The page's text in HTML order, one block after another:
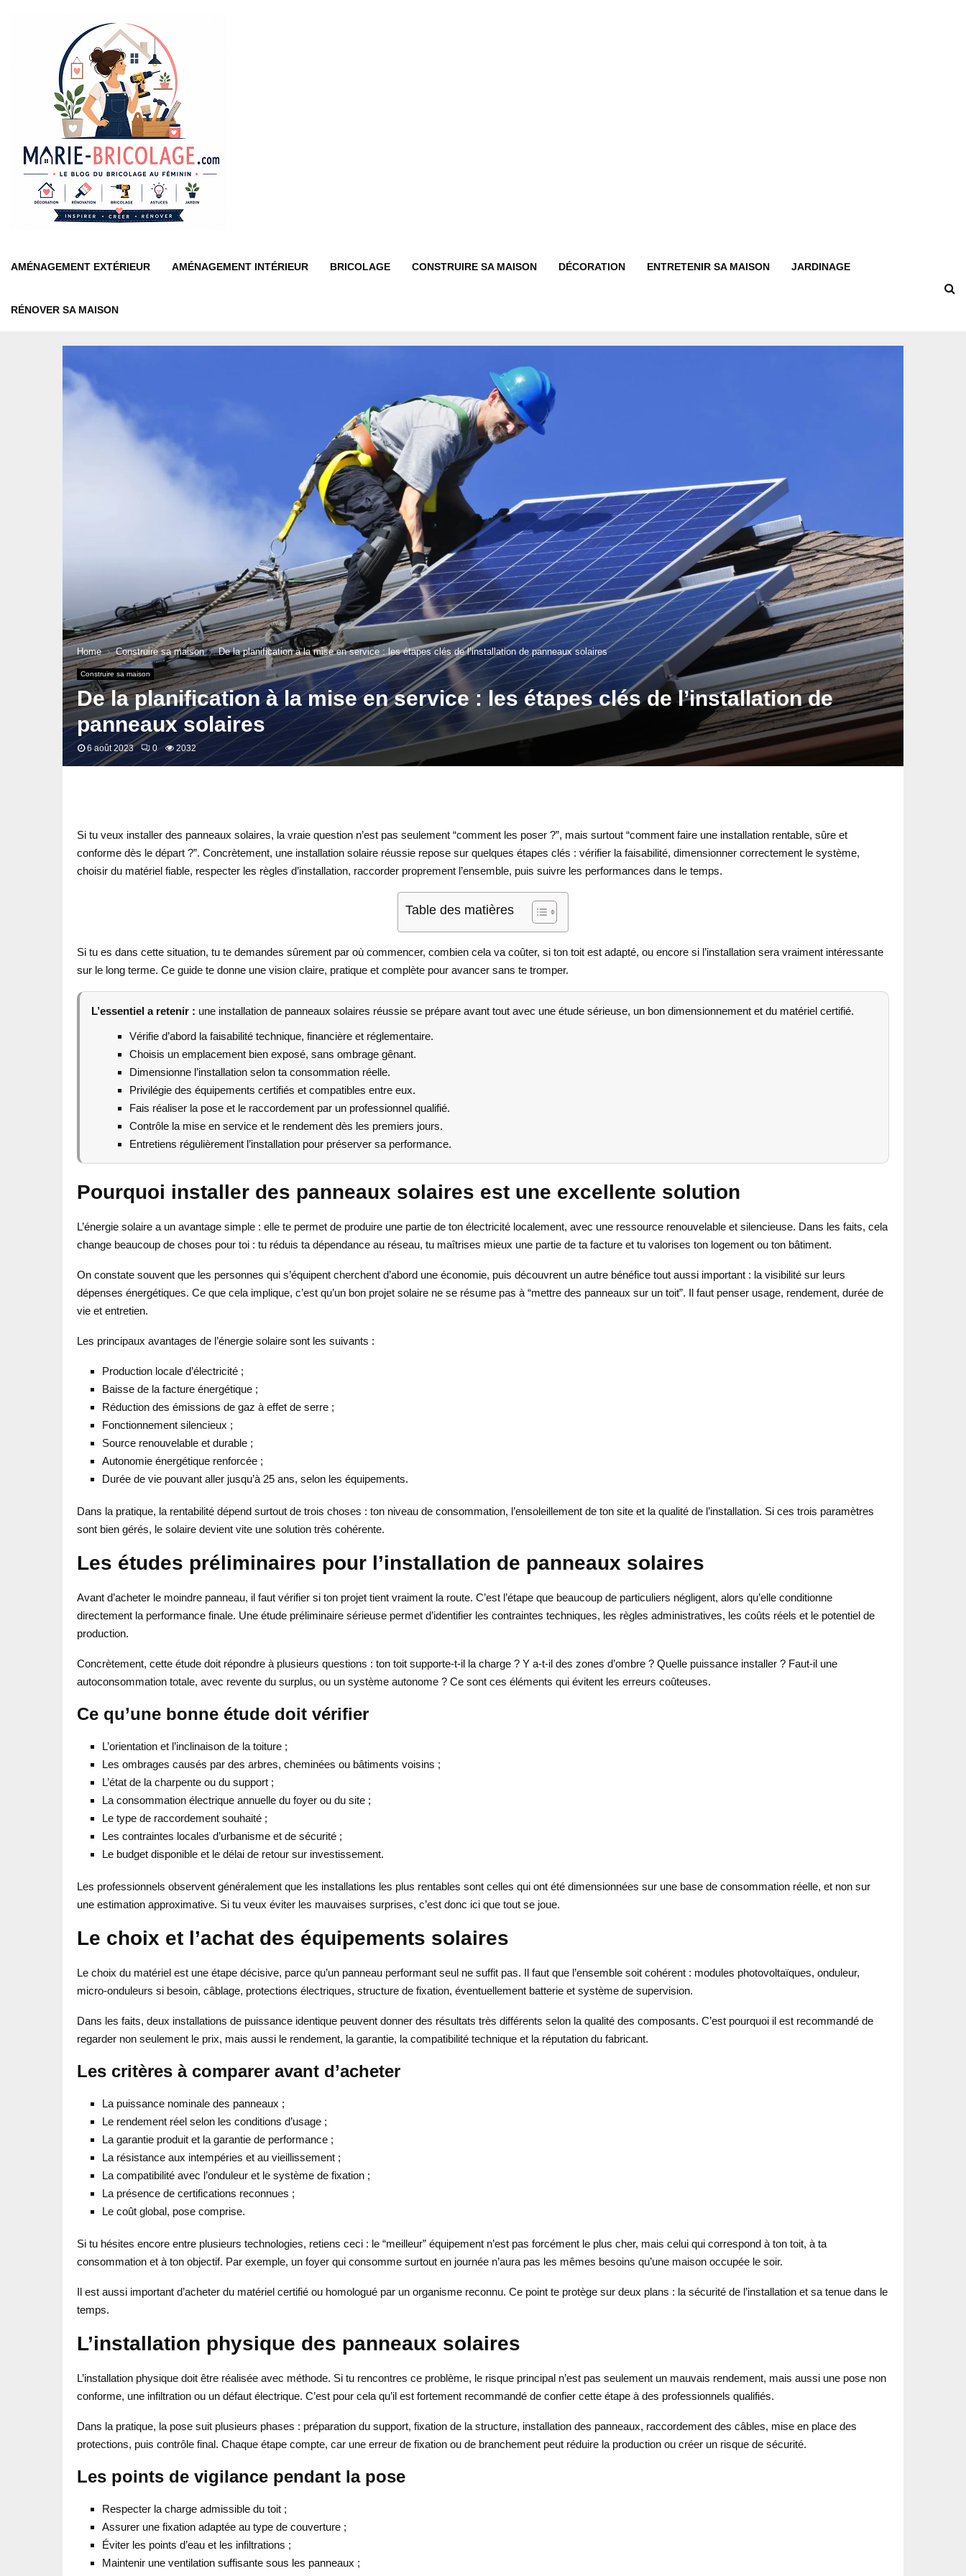
AMÉNAGEMENT EXTÉRIEUR AMÉNAGEMENT INTÉRIEUR BRICOLAGE CONSTRUIRE SA MAISON DÉCORATION ENTRETENIR SA MAISON JARDINAGE
RÉNOVER SA MAISON
Home Construire sa maison De la planification à la mise en service : les étapes clés de l’installation de panneaux solaires
Construire sa maison
De la planification à la mise en service : les étapes clés de l’installation de
panneaux solaires
6 août 2023 0 2032
Si tu veux installer des panneaux solaires, la vraie question n’est pas seulement “comment les poser ?”, mais surtout “comment faire une installation rentable, sûre et
conforme dès le départ ?”. Concrètement, une installation solaire réussie repose sur quelques étapes clés : vérifier la faisabilité, dimensionner correctement le système,
choisir du matériel fiable, respecter les règles d’installation, raccorder proprement l’ensemble, puis suivre les performances dans le temps.
Table des matières
Si tu es dans cette situation, tu te demandes sûrement par où commencer, combien cela va coûter, si ton toit est adapté, ou encore si l’installation sera vraiment intéressante
sur le long terme. Ce guide te donne une vision claire, pratique et complète pour avancer sans te tromper.
L’essentiel a retenir : une installation de panneaux solaires réussie se prépare avant tout avec une étude sérieuse, un bon dimensionnement et du matériel certifié.
Vérifie d’abord la faisabilité technique, financière et réglementaire.
Choisis un emplacement bien exposé, sans ombrage gênant.
Dimensionne l’installation selon ta consommation réelle.
Privilégie des équipements certifiés et compatibles entre eux.
Fais réaliser la pose et le raccordement par un professionnel qualifié.
Contrôle la mise en service et le rendement dès les premiers jours.
Entretiens régulièrement l’installation pour préserver sa performance.
Pourquoi installer des panneaux solaires est une excellente solution
L’énergie solaire a un avantage simple : elle te permet de produire une partie de ton électricité localement, avec une ressource renouvelable et silencieuse. Dans les faits, cela
change beaucoup de choses pour toi : tu réduis ta dépendance au réseau, tu maîtrises mieux une partie de ta facture et tu valorises ton logement ou ton bâtiment.
On constate souvent que les personnes qui s’équipent cherchent d’abord une économie, puis découvrent un autre bénéfice tout aussi important : la visibilité sur leurs
dépenses énergétiques. Ce que cela implique, c’est qu’un bon projet solaire ne se résume pas à “mettre des panneaux sur un toit”. Il faut penser usage, rendement, durée de
vie et entretien.
Les principaux avantages de l’énergie solaire sont les suivants :
Production locale d’électricité ;
Baisse de la facture énergétique ;
Réduction des émissions de gaz à effet de serre ;
Fonctionnement silencieux ;
Source renouvelable et durable ;
Autonomie énergétique renforcée ;
Durée de vie pouvant aller jusqu’à 25 ans, selon les équipements.
Dans la pratique, la rentabilité dépend surtout de trois choses : ton niveau de consommation, l’ensoleillement de ton site et la qualité de l’installation. Si ces trois paramètres
sont bien gérés, le solaire devient vite une solution très cohérente.
Les études préliminaires pour l’installation de panneaux solaires
Avant d’acheter le moindre panneau, il faut vérifier si ton projet tient vraiment la route. C’est l’étape que beaucoup de particuliers négligent, alors qu’elle conditionne
directement la performance finale. Une étude préliminaire sérieuse permet d’identifier les contraintes techniques, les règles administratives, les coûts réels et le potentiel de
production.
Concrètement, cette étude doit répondre à plusieurs questions : ton toit supporte-t-il la charge ? Y a-t-il des zones d’ombre ? Quelle puissance installer ? Faut-il une
autoconsommation totale, avec revente du surplus, ou un système autonome ? Ce sont ces éléments qui évitent les erreurs coûteuses.
Ce qu’une bonne étude doit vérifier
L’orientation et l’inclinaison de la toiture ;
Les ombrages causés par des arbres, cheminées ou bâtiments voisins ;
L’état de la charpente ou du support ;
La consommation électrique annuelle du foyer ou du site ;
Le type de raccordement souhaité ;
Les contraintes locales d’urbanisme et de sécurité ;
Le budget disponible et le délai de retour sur investissement.
Les professionnels observent généralement que les installations les plus rentables sont celles qui ont été dimensionnées sur une base de consommation réelle, et non sur
une estimation approximative. Si tu veux éviter les mauvaises surprises, c’est donc ici que tout se joue.
Le choix et l’achat des équipements solaires
Le choix du matériel est une étape décisive, parce qu’un panneau performant seul ne suffit pas. Il faut que l’ensemble soit cohérent : modules photovoltaïques, onduleur,
micro-onduleurs si besoin, câblage, protections électriques, structure de fixation, éventuellement batterie et système de supervision.
Dans les faits, deux installations de puissance identique peuvent donner des résultats très différents selon la qualité des composants. C’est pourquoi il est recommandé de
regarder non seulement le prix, mais aussi le rendement, la garantie, la compatibilité technique et la réputation du fabricant.
Les critères à comparer avant d’acheter
La puissance nominale des panneaux ;
Le rendement réel selon les conditions d’usage ;
La garantie produit et la garantie de performance ;
La résistance aux intempéries et au vieillissement ;
La compatibilité avec l’onduleur et le système de fixation ;
La présence de certifications reconnues ;
Le coût global, pose comprise.
Si tu hésites encore entre plusieurs technologies, retiens ceci : le “meilleur” équipement n’est pas forcément le plus cher, mais celui qui correspond à ton toit, à ta
consommation et à ton objectif. Par exemple, un foyer qui consomme surtout en journée n’aura pas les mêmes besoins qu’une maison occupée le soir.
Il est aussi important d’acheter du matériel certifié ou homologué par un organisme reconnu. Ce point te protège sur deux plans : la sécurité de l’installation et sa tenue dans le
temps.
L’installation physique des panneaux solaires
L’installation physique doit être réalisée avec méthode. Si tu rencontres ce problème, le risque principal n’est pas seulement un mauvais rendement, mais aussi une pose non
conforme, une infiltration ou un défaut électrique. C’est pour cela qu’il est fortement recommandé de confier cette étape à des professionnels qualifiés.
Dans la pratique, la pose suit plusieurs phases : préparation du support, fixation de la structure, installation des panneaux, raccordement des câbles, mise en place des
protections, puis contrôle final. Chaque étape compte, car une erreur de fixation ou de branchement peut réduire la production ou créer un risque de sécurité.
Les points de vigilance pendant la pose
Respecter la charge admissible du toit ;
Assurer une fixation adaptée au type de couverture ;
Éviter les points d’eau et les infiltrations ;
Maintenir une ventilation suffisante sous les panneaux ;